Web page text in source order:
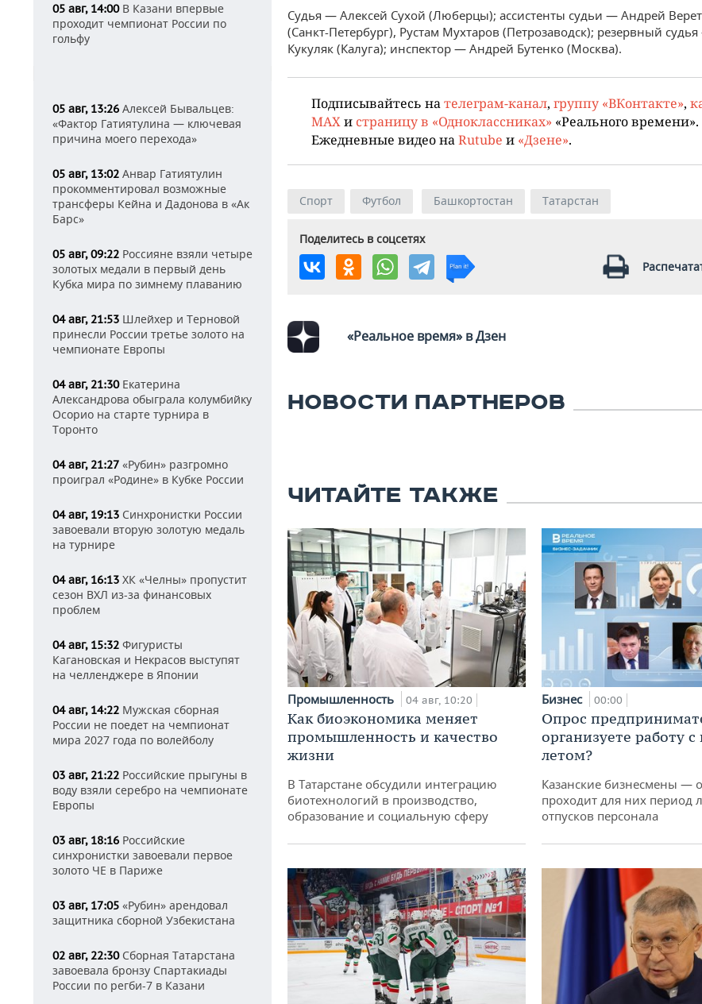
05 авг, 14:00В Казани впервые
проходит чемпионат России по
гольфу
05 авг, 13:26 Алексей Бывальцев:
«Фактор Гатиятулина — ключевая
причина моего перехода»
05 авг, 13:02 Анвар Гатиятулин
прокомментировал возможные
трансферы Кейна и Дадонова в «Ак
Барс»
05 авг, 09:22 Россияне взяли четыре
золотых медали в первый день
Кубка мира по зимнему плаванию
04 авг, 21:53 Шлейхер и Терновой
принесли России третье золото на
чемпионате Европы
04 авг, 21:30Екатерина
Александрова обыграла колумбийку
Осорио на старте турнира в
Торонто
04 авг, 21:27 «Рубин» разгромно
проиграл «Родине» в Кубке России
04 авг, 19:13 Синхронистки России
завоевали вторую золотую медаль
на турнире
04 авг, 16:13 ХК «Челны» пропустит
сезон ВХЛ из-за финансовых
проблем
04 авг, 15:32 Фигуристы
Кагановская и Некрасов выступят
на челленджере в Японии
04 авг, 14:22 Мужская сборная
России не поедет на чемпионат
мира 2027 года по волейболу
03 авг, 21:22 Российские прыгуны в
воду взяли серебро на чемпионате
Европы
03 авг, 18:16 Российские
синхронистки завоевали первое
золото ЧЕ в Париже
03 авг, 17:05 «Рубин» арендовал
защитника сборной Узбекистана
02 авг, 22:30Сборная Татарстана
завоевала бронзу Спартакиады
России по регби-7 в Казани
Судья — Алексей Сухой (Люберцы); ассистенты судьи — Андрей
(Санкт-Петербург), Рустам Мухтаров (Петрозаводск); резервный
Кукуляк (Калуга); инспектор — Андрей Бутенко (Москва).
Подписывайтесь на телеграм-канал, группу «ВКонтакте»,
MAX и страницу в «Одноклассниках» «Реального времени».
Ежедневные видео на Rutube и «Дзене».
Спорт Футбол Башкортостан Татарстан
Поделитесь в соцсетях
«Реальное время» в Дзен
НОВОСТИ ПАРТНЕРОВ
ЧИТАЙТЕ ТАКЖЕ
Промышленность 04 авг, 10:20
Как биоэкономика меняет
промышленность и качество
жизни
В Татарстане обсудили интеграцию
биотехнологий в производство,
образование и социальную сферу
Бизнес 00:00
Опрос
организуете работу
летом?
Казанские бизнесмены —
проходит для них период
отпусков персонала